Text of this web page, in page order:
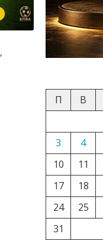
,
П
В
3
4
10
11
17
18
24
25
31